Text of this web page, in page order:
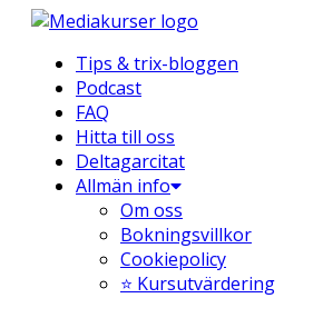
Hoppa
innehåll Tips & trix-bloggen
Podcast
FAQ
Hitta till oss
Deltagarcitat
Allmän info
Om oss
Bokningsvillkor
Cookiepolicy
⭐ Kursutvärdering